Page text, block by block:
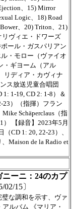
、15) Mirror
Logic、18) Road
、20) Triton、21)
リヴィエ・ドワーズ
ポール・ガスパリアン
ル・モロー（ヴァイオ
・ギヨーム（アル
リディア・カヴィナ
ス放送児童合唱団
1: 1-19, CD 2: 1-8）＆
23）（指揮）フラン
Schäperclaus（指
） 【録音】2023年5月
CD 1: 20, 22-23）、
Maison de la Radio et
ーニ：24のカプ
15〕
な調和を示す、ヴァ
ルバム 《マリア・